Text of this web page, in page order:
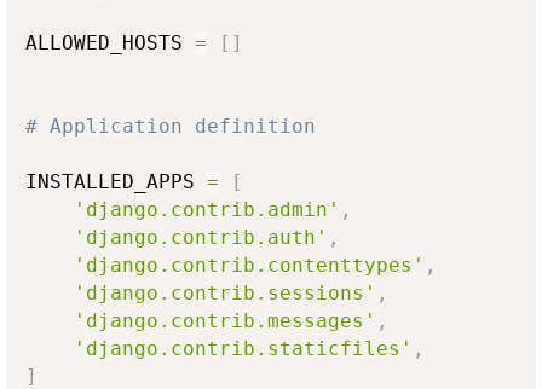
ALLOWED_HOSTS = [ ]
# Application definition
INSTALLED_APPS =
[
'django.contrib.admin' ,
'django.contrib.auth' ,
'django.contrib.contenttypes' ,
'django.contrib.sessions' ,
'django.contrib.messages' ,
'django.contrib.staticfiles' ,
]